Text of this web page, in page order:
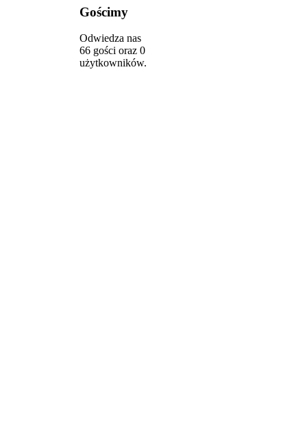
Gościmy
Odwiedza nas
66 gości oraz 0
użytkowników.